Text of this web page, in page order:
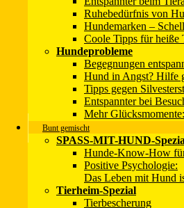
Ruhebedürfnis von
Hundemarken –
Coole Tipps für heiße
Hundeprobleme
Begegnungen
Hund in Angst? Hilfe
Tipps gegen
Entspannter bei
Mehr
Bunt gemischt
SPASS-MIT-HUND-
Hunde-Know-How
Positive Psychologie:
Das Leben mit Hund
Tierheim-Spezial
Tierbescherung
Unser Newsletter
Unsere Bücher
Zur Infoseite
→ Zum
Impressum
Datenschutzerklärung
Wir über uns
Mitmachen!